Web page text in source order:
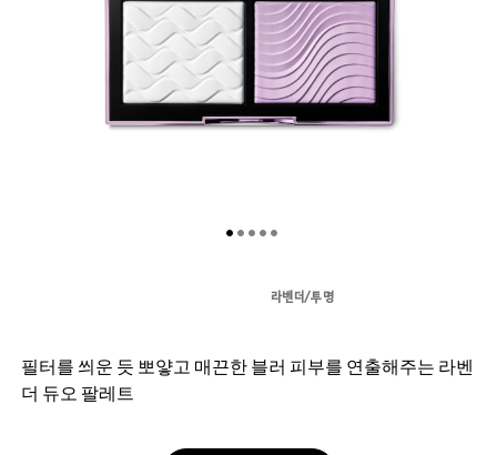
필터를 씌운 듯 뽀얗고 매끈한 블러 피부를 연출해주는 라벤
더 듀오 팔레트
라벤더/투명